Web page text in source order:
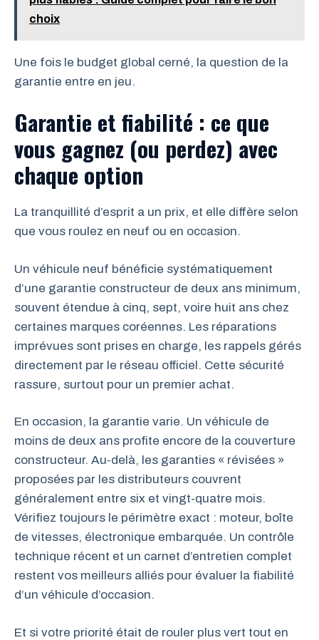
choix
Une fois le budget global cerné, la question de la
garantie entre en jeu.
Garantie et fiabilité : ce que
vous gagnez (ou perdez) avec
chaque option
La tranquillité d’esprit a un prix, et elle diffère selon
que vous roulez en neuf ou en occasion.
Un véhicule neuf bénéficie systématiquement
d’une garantie constructeur de deux ans minimum,
souvent étendue à cinq, sept, voire huit ans chez
certaines marques coréennes. Les réparations
imprévues sont prises en charge, les rappels gérés
directement par le réseau officiel. Cette sécurité
rassure, surtout pour un premier achat.
En occasion, la garantie varie. Un véhicule de
moins de deux ans profite encore de la couverture
constructeur. Au-delà, les garanties « révisées »
proposées par les distributeurs couvrent
généralement entre six et vingt-quatre mois.
Vérifiez toujours le périmètre exact : moteur, boîte
de vitesses, électronique embarquée. Un contrôle
technique récent et un carnet d’entretien complet
restent vos meilleurs alliés pour évaluer la fiabilité
d’un véhicule d’occasion.
Et si votre priorité était de rouler plus vert tout en